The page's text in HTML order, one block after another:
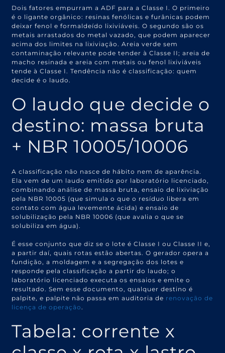
Dois fatores empurram a ADF para a Classe I. O primeiro
é o ligante orgânico: resinas fenólicas e furânicas podem
deixar fenol e formaldeído lixiviáveis. O segundo são os
metais arrastados do metal vazado, que podem aparecer
acima dos limites na lixiviação. Areia verde sem
contaminação relevante pode tender à Classe II; areia de
macho resinada e areia com metais ou fenol lixiviáveis
tende à Classe I. Tendência não é classificação: quem
decide é o laudo.
O laudo que decide o
destino: massa bruta
+ NBR 10005/10006
A classificação não nasce de hábito nem de aparência.
Ela vem de um laudo emitido por laboratório licenciado,
combinando análise de massa bruta, ensaio de lixiviação
pela NBR 10005 (que simula o que o resíduo libera em
contato com água levemente ácida) e ensaio de
solubilização pela NBR 10006 (que avalia o que se
solubiliza em água).
É esse conjunto que diz se o lote é Classe I ou Classe II e,
a partir daí, quais rotas estão abertas. O gerador opera a
fundição, a moldagem e a segregação dos lotes e
responde pela classificação a partir do laudo; o
laboratório licenciado executa os ensaios e emite o
resultado. Sem esse documento, qualquer destino é
palpite, e palpite não passa em auditoria de renovação de
licença de operação .
Tabela: corrente x